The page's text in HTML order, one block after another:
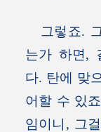
그렇죠.
는가 하면,
다. 탄에 맞
어할 수 있
임이니, 그